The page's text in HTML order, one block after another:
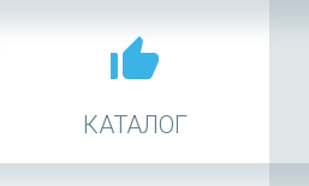
thumb_up_alt
КАТАЛОГ